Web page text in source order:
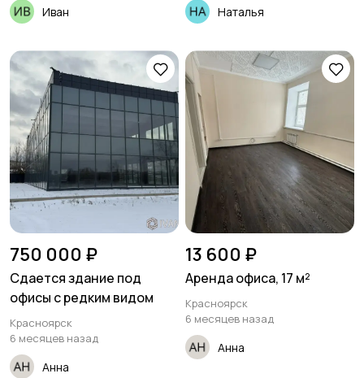
Иван Наталья
750 000 ₽
Сдается здание под
офисы с редким видом
Красноярск
6 месяцев назад
Анна
13 600 ₽
Аренда офиса, 17 м²
Красноярск
6 месяцев назад
Анна